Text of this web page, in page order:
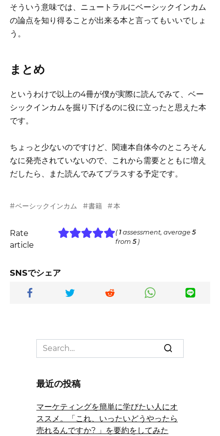
そういう意味では、ニュートラルにベーシックインカム
の論点を知り得ることが出来る本と言ってもいいでしょ
う。
まとめ
というわけで以上の4冊が僕が実際に読んでみて、ベー
シックインカムを掘り下げるのに役に立ったと思えた本
です。
ちょっと少ないのですけど、関連本自体今のところそん
なに発売されていないので、これから需要とともに増え
だしたら、また読んでみてプラスする予定です。
ベーシックインカム 書籍 本
Rate
article
( 1assessment, average 5
from 5)
SNSでシェア
Search
for:
最近の投稿
マーケティングを簡単に学びたい人にオ
ススメ。「これ、いったいどうやったら
売れるんですか? 」を要約をしてみた